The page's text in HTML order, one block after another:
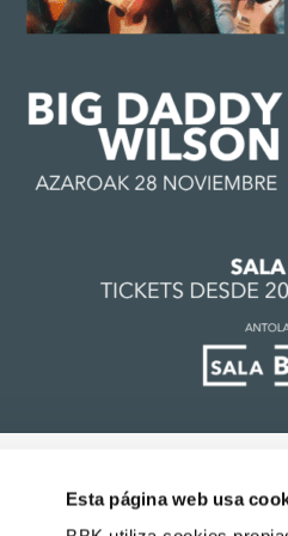
Esta página web usa